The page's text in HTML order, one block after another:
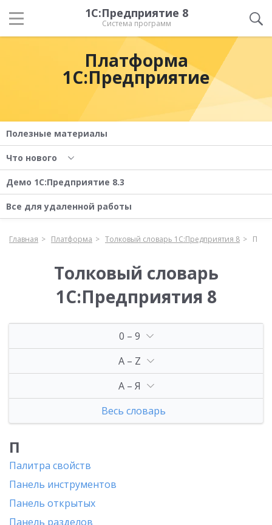
1С:Предприятие 8
Система программ
Платформа
1С:Предприятие
Полезные материалы
Что нового
Демо 1С:Предприятие 8.3
Все для удаленной работы
Главная Платформа Толковый словарь 1С:Предприятия 8 П
Толковый словарь
1С:Предприятия 8
0 – 9
A – Z
А – Я
Весь словарь
П
Палитра свойств
Панель инструментов
Панель открытых
Панель разделов